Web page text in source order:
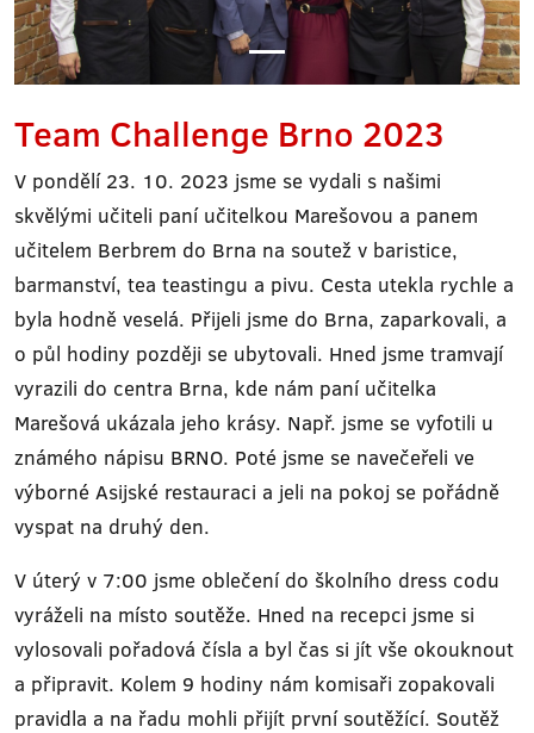
Team Challenge Brno 2023
V pondělí 23. 10. 2023 jsme se vydali s našimi
skvělými učiteli paní učitelkou Marešovou a panem
učitelem Berbrem do Brna na soutež v baristice,
barmanství, tea teastingu a pivu. Cesta utekla rychle a
byla hodně veselá. Přijeli jsme do Brna, zaparkovali, a
o půl hodiny později se ubytovali. Hned jsme tramvají
vyrazili do centra Brna, kde nám paní učitelka
Marešová ukázala jeho krásy. Např. jsme se vyfotili u
známého nápisu BRNO. Poté jsme se navečeřeli ve
výborné Asijské restauraci a jeli na pokoj se pořádně
vyspat na druhý den.
V úterý v 7:00 jsme oblečení do školního dress codu
vyráželi na místo soutěže. Hned na recepci jsme si
vylosovali pořadová čísla a byl čas si jít vše okouknout
a připravit. Kolem 9 hodiny nám komisaři zopakovali
pravidla a na řadu mohli přijít první soutěžící. Soutěž